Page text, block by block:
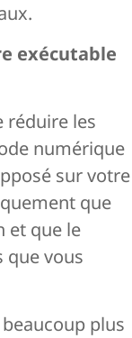
exécutable
réduire les
numérique
sur votre
que
et que le
que vous
plus